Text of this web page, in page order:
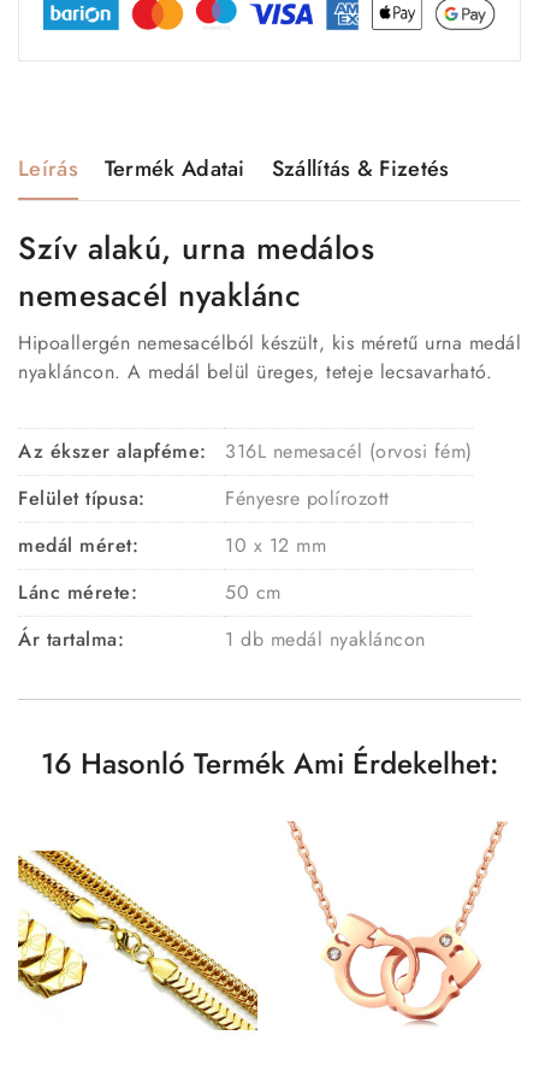
Leírás Termék Adatai Szállítás & Fizetés
Szív alakú, urna medálos
nemesacél nyaklánc
Hipoallergén nemesacélból készült, kis méretű urna medál
nyakláncon. A medál belül üreges, teteje lecsavarható.
Az ékszer alapféme:
316L nemesacél (orvosi fém)
Felület típusa:
Fényesre polírozott
medál méret:
10 x 12 mm
Lánc mérete:
50 cm
Ár tartalma:
1 db medál nyakláncon
16 Hasonló Termék Ami Érdekelhet: